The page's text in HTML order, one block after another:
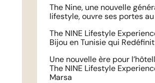
The Nine, une nouvelle
lifestyle, ouvre ses portes
The NINE Lifestyle
Bijou en Tunisie qui
Une nouvelle ère pour
The NINE Lifestyle
Marsa